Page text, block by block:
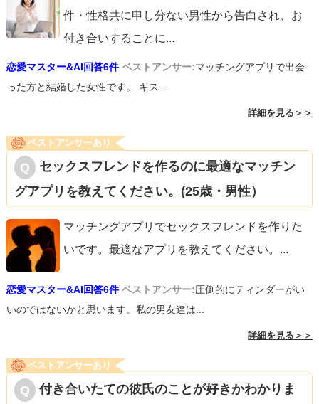
件・性格共に申し分ない男性から告白され、お
付き合いすることに...
恋愛マスター&AI回答6件 ベストアンサー:マッチングアプリで出会
った方と結婚した女性です。 キス...
詳細を見る＞＞
ベストアンサーあり
セックスフレンドを作るのに最適なマッチン
グアプリを教えてください。(25歳・男性）
マッチングアプリでセックスフレンドを作りた
いです。最適なアプリを教えてください。 ...
恋愛マスター&AI回答6件 ベストアンサー:圧倒的にティンダーがい
いのではないかと思います。私の男友達は...
詳細を見る＞＞
ベストアンサーあり
付き合いたての彼氏のことが好きかわかりま